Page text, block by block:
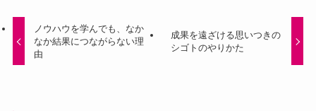
ノウハウを学んでも、なか
なか結果につながらない理
由
成果を遠ざける思いつきの
シゴトのやりかた